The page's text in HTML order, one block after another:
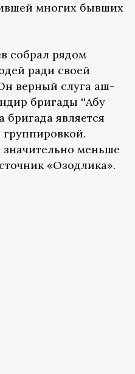
многих бывших
собрал рядом
ради своей
верный слуга аш-
бригады ''Абу
бригада является
значительно меньше
«Озодлика».